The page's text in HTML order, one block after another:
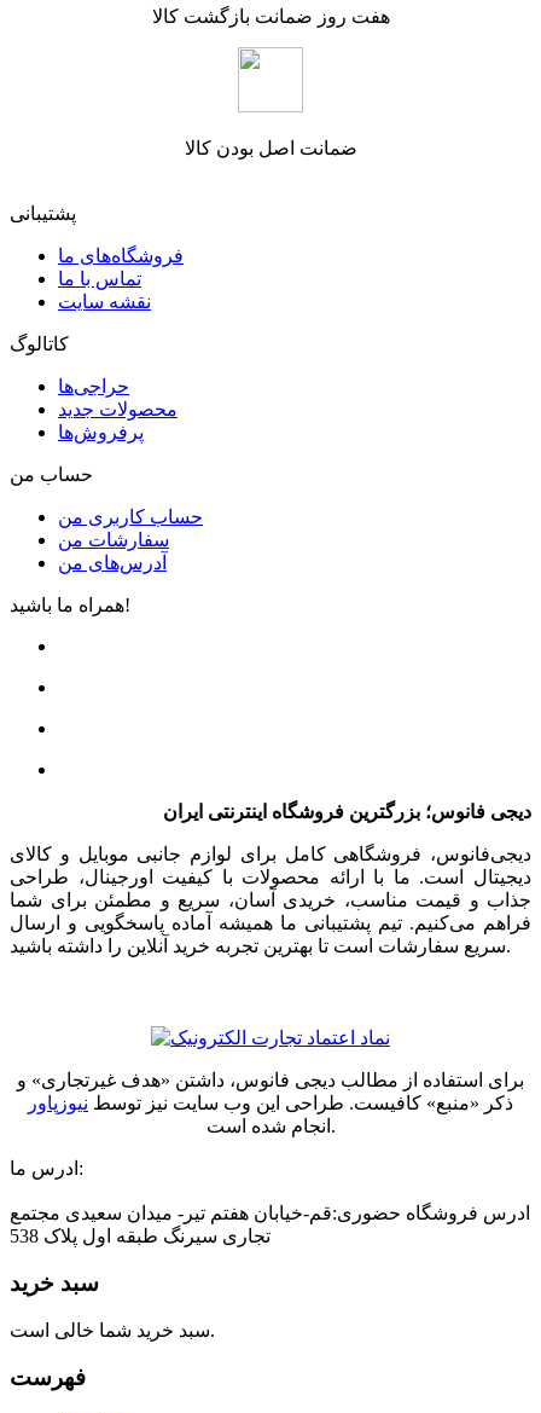
هفت روز ضمانت بازگشت کالا
ضمانت اصل بودن کالا
پشتیبانی
فروشگاه‌های ما
تماس با ما
نقشه سایت
کاتالوگ
حراجی‌ها
محصولات جدید
پرفروش‌ها
حساب من
حساب کاربری من
سفارشات من
آدرس‌های من
همراه ما باشید!
دیجی فانوس؛ بزرگترین فروشگاه اینترنتی ایران
دیجی‌فانوس، فروشگاهی کامل برای لوازم جانبی موبایل و کالای
دیجیتال است. ما با ارائه محصولات با کیفیت اورجینال، طراحی
جذاب و قیمت مناسب، خریدی آسان، سریع و مطمئن برای شما
فراهم می‌کنیم. تیم پشتیبانی ما همیشه آماده پاسخگویی و ارسال
سریع سفارشات است تا بهترین تجربه خرید آنلاین را داشته باشید.
برای استفاده از مطالب دیجی فانوس، داشتن «هدف غیرتجاری» و
ذکر «منبع» کافیست. طراحی این وب سایت نیز توسط نیوزپاور
انجام شده است.
ادرس ما:
ادرس فروشگاه حضوری:قم-خیابان هفتم تیر- میدان سعیدی مجتمع
تجاری سیرنگ طبقه اول پلاک 538
سبد خرید
سبد خرید شما خالی است.
فهرست